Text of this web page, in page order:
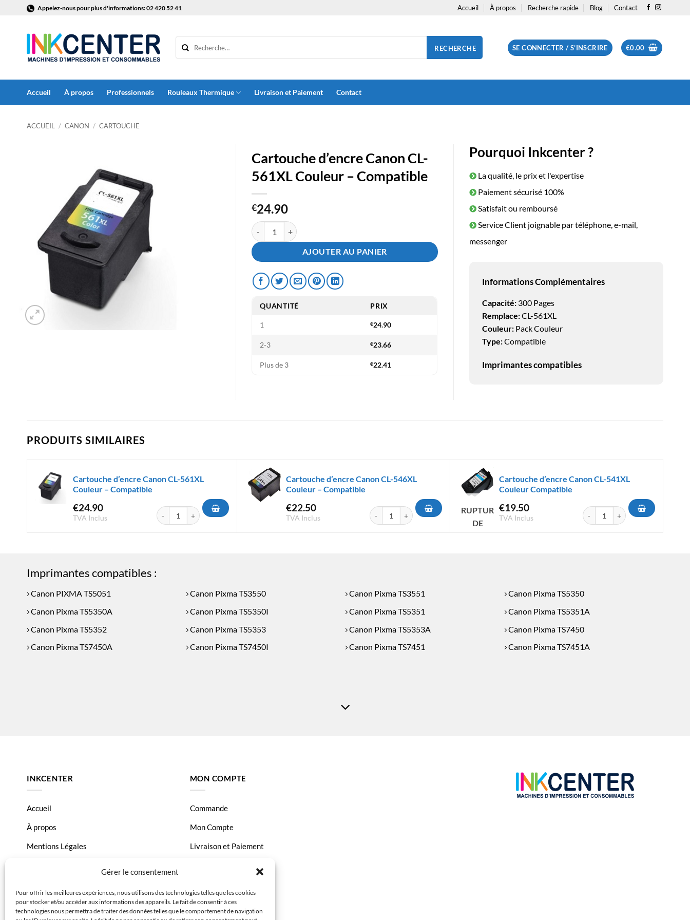
Gérer le consentement
Pour offrir les meilleures expériences, nous utilisons des technologies telles que les cookies
pour stocker et/ou accéder aux informations des appareils. Le fait de consentir à ces
technologies nous permettra de traiter des données telles que le comportement de navigation
contenu
Appelez-nous pour plus d'informations: 02 420 52 41 Accueil À propos Recherche rapide Blog Contact
RECHERCHE SE CONNECTER / S’INSCRIRE €0.00
Accueil À propos Professionnels Rouleaux Thermique Livraison et Paiement Contact
ACCUEIL / CANON / CARTOUCHE
Cartouche d’encre Canon CL-
561XL Couleur – Compatible
€24.90
quantité de Cartouche d'encre Canon CL-561XL Couleur - Compatible
AJOUTER AU PANIER
QUANTITÉ PRIX
1 €24.90
2-3 €23.66
Plus de 3 €22.41
Pourquoi Inkcenter ?
La qualité, le prix et l'expertise
Paiement sécurisé 100%
Satisfait ou remboursé
Service Client joignable par téléphone, e-mail,
messenger
Informations Complémentaires
Capacité:300 Pages
Remplace:CL-561XL
Couleur: Pack Couleur
Type:Compatible
Imprimantes compatibles
PRODUITS SIMILAIRES
Cartouche d’encre Canon CL-561XL
Couleur – Compatible
€24.90
TVA Inclus
quantité de Cartouche d'encre Canon CL-561XL Couleur - Compatible
Cartouche d’encre Canon CL-546XL
Couleur – Compatible
€22.50
TVA Inclus
quantité de Cartouche d'encre Canon CL-546XL Couleur - Compatible
RUPTURE
DE
Cartouche d’encre Canon CL-541XL
Couleur Compatible
€19.50
TVA Inclus
quantité de Cartouche d'encre
Imprimantes compatibles :
Canon PIXMA TS5051 Canon Pixma TS3550 Canon Pixma TS3551
Canon Pixma TS5350
Canon Pixma TS5350A
Canon Pixma TS5350I Canon Pixma TS5351
Canon Pixma TS5351A
Canon Pixma TS5352
Canon Pixma TS5353 Canon Pixma TS5353A
Canon Pixma TS7450
Canon Pixma TS7450A
Canon Pixma TS7450I Canon Pixma TS7451 Canon Pixma TS7451A
INKCENTER
Accueil
À propos
Mentions Légales
Politique de confidentialité
MON COMPTE
Commande
Mon Compte
Livraison et Paiement